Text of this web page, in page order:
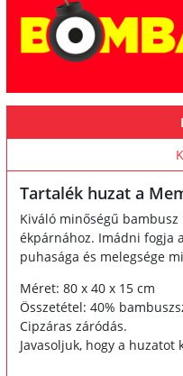
Tartalék huzat a
Kiváló minőségű
ékpárnához. Imádni fogja
puhasága és melegsége
Méret: 80 x 40 x 15 cm
Összetétel: 40%
Cipzáras záródás.
Javasoljuk, hogy a huzatot